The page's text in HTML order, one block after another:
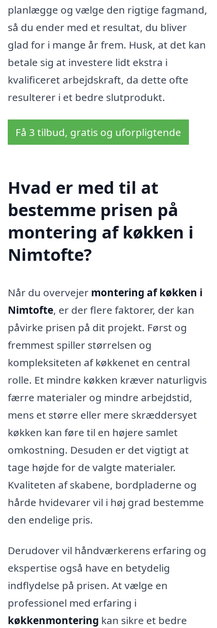
planlægge og vælge den rigtige fagmand,
så du ender med et resultat, du bliver
glad for i mange år frem. Husk, at det kan
betale sig at investere lidt ekstra i
kvalificeret arbejdskraft, da dette ofte
resulterer i et bedre slutprodukt.
Få 3 tilbud, gratis og uforpligtende
Hvad er med til at
bestemme prisen på
montering af køkken i
Nimtofte?
Når du overvejer montering af køkken i
Nimtofte, er der flere faktorer, der kan
påvirke prisen på dit projekt. Først og
fremmest spiller størrelsen og
kompleksiteten af køkkenet en central
rolle. Et mindre køkken kræver naturligvis
færre materialer og mindre arbejdstid,
mens et større eller mere skræddersyet
køkken kan føre til en højere samlet
omkostning. Desuden er det vigtigt at
tage højde for de valgte materialer.
Kvaliteten af skabene, bordpladerne og
hårde hvidevarer vil i høj grad bestemme
den endelige pris.
Derudover vil håndværkerens erfaring og
ekspertise også have en betydelig
indflydelse på prisen. At vælge en
professionel med erfaring i
køkkenmontering kan sikre et bedre